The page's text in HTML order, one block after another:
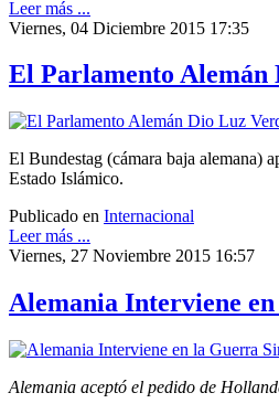
Leer más ...
Viernes, 04 Diciembre 2015 17:35
El Parlamento
El Bundestag (cámara baja alemana)
Estado Islámico.
Publicado en Internacional
Leer más ...
Viernes, 27 Noviembre 2015 16:57
Alemania Interviene
Alemania aceptó el pedido de